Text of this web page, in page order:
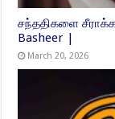
சந்ததிகளை
Basheer |
March 20, 2026